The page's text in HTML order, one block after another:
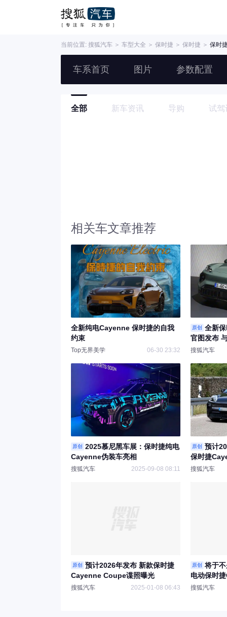
当前位置: 搜狐汽车 ＞ 车型大全 ＞ 保时捷 ＞ 保时捷 ＞ 保时
车系首页 图片 参数配置
全部 新车资讯 导购 试驾
相关车文章推荐
全新纯电Cayenne 保时捷的自我
约束
Top无界美学 06-30 23:32
原创
全新
官图发布
销售
搜狐汽车
原创
2025慕尼黑车展：保时捷纯电
Cayenne伪装车亮相
搜狐汽车 2025-09-08 08:11
原创
预计
保时捷
照曝光
搜狐汽车
原创
预计2026年发布 新款保时捷
Cayenne Coupe谍照曝光
搜狐汽车 2025-01-08 06:43
原创
将于
电动保时
搜狐汽车